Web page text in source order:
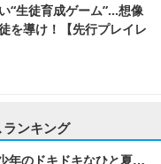
“生徒育成ゲーム”…想像
を導け！【先行プレイレ
ンキング
年のドキドキなひと夏…